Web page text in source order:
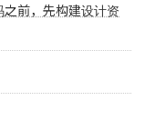
前，先构建设计资